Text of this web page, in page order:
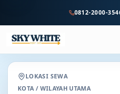
utama
0812-2000-
LOKASI SEWA
KOTA / WILAYAH UTAMA